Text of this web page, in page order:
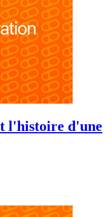
l'histoire d'une